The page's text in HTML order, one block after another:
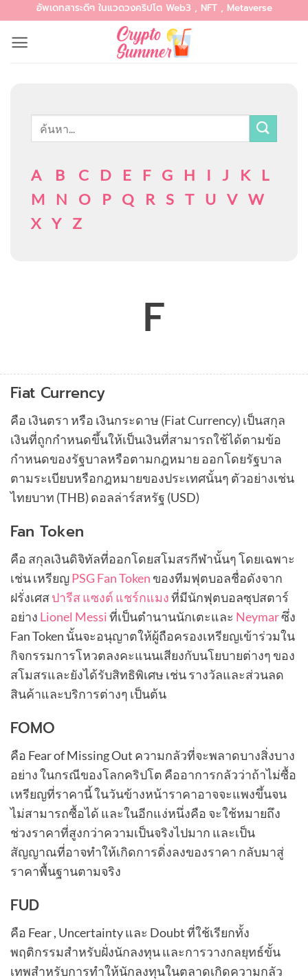
content
อัพเดทสาระดีๆ ในแวดวงคริปโต Web3 , NFT , Metaverse
A B C D E F G H I J K
L
M
N O P Q R S T U V W
X Y Z
F
Fiat Currency
คือ เงินตรา หรือ เงินกระดาษ (Fiat Currency) เป็นสกุล
เงินที่ถูกกำหนดขึ้นให้เป็นเงินที่สามารถใช้ได้ตามข้อ
กำหนดของรัฐบาลหรือตามกฎหมาย ออกโดยรัฐบาล
ตามระเบียบหรือกฎหมายของประเทศนั้นๆ ตัวอย่างเช่น
ไทยบาท (THB) ดอลล่าร์สหรัฐ (USD)
Fan Token
คือ สกุลเงินดิจิทัลที่ออกโดยสโมสรกีฬานั้นๆ โดยเฉพาะ
เช่น เหรียญPSG Fan Token ของทีมฟุตบอลชื่อดังจาก
ฝรั่งเศสปารีส แซงต์ แชร์กแมงที่มีนักฟุตบอลซุปสตาร์
อย่าง Lionel Messiที่เป็นตำนานนักเตะและ Neymarซึ่ง
Fan Token นั้นจะอนุญาตให้ผู้ถือครองเหรียญเข้าร่วมใน
กิจกรรมการโหวตลงคะแนนเสียงกับนโยบายต่างๆ ของ
สโมสรและยังได้รับสิทธิพิเศษ เช่น รางวัลและส่วนลด
สินค้าและบริการต่างๆ เป็นต้น
FOMO
คือ Fear of Missing Out ความกลัวที่จะพลาดบางสิ่งบาง
อย่าง ในกรณีของโลกคริปโต คืออาการกลัวว่าถ้าไม่ซื้อ
เหรียญที่ราคานี้ ในวันข้างหน้าราคาอาจจะแพงขึ้นจน
ไม่สามารถซื้อได้ และในอีกแง่หนึ่งคือ จะใช้หมายถึง
ช่วงราคาที่สูงกว่าความเป็นจริงไปมาก และเป็น
สัญญาณที่อาจทำให้เกิดการดิ่งลงของราคา กลับมาสู่
ราคาพื้นฐานตามจริง
FUD
คือ Fear , Uncertainty และ Doubt ที่ใช้เรียกทั้ง
พฤติกรรมสำหรับฝั่งนักลงทุน และการวางกลยุทธ์ขั้น
เทพสำหรับการทำให้นักลงทุนในตลาดเกิดความกลัว